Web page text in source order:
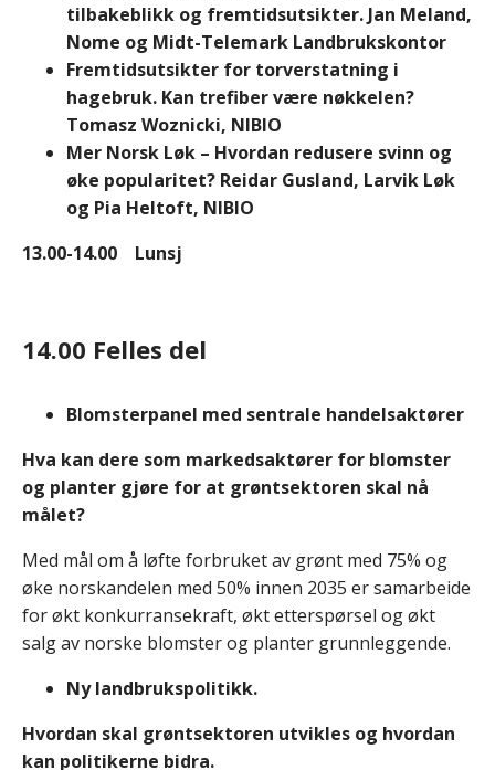
tilbakeblikk og fremtidsutsikter. Jan Meland,
Nome og Midt-Telemark Landbrukskontor
Fremtidsutsikter for torverstatning i
hagebruk. Kan trefiber være nøkkelen?
Tomasz Woznicki, NIBIO
Mer Norsk Løk – Hvordan redusere svinn og
øke popularitet? Reidar Gusland, Larvik Løk
og Pia Heltoft, NIBIO
13.00-14.00 Lunsj
14.00 Felles del
Blomsterpanel med sentrale handelsaktører
Hva kan dere som markedsaktører for blomster
og planter gjøre for at grøntsektoren skal nå
målet?
Med mål om å løfte forbruket av grønt med 75% og
øke norskandelen med 50% innen 2035 er samarbeide
for økt konkurransekraft, økt etterspørsel og økt
salg av norske blomster og planter grunnleggende.
Ny landbrukspolitikk.
Hvordan skal grøntsektoren utvikles og hvordan
kan politikerne bidra.